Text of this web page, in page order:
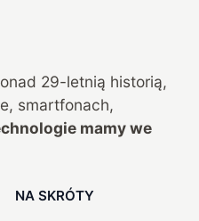
29-letnią historią,
smartfonach,
mamy we
NA SKRÓTY